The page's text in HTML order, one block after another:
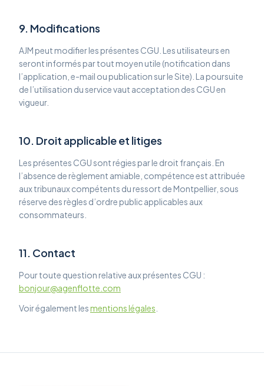
9. Modifications
AJM peut modifier les présentes CGU. Les utilisateurs en
seront informés par tout moyen utile (notification dans
l’application, e-mail ou publication sur le Site). La poursuite
de l’utilisation du service vaut acceptation des CGU en
vigueur.
10. Droit applicable et litiges
Les présentes CGU sont régies par le droit français. En
l’absence de règlement amiable, compétence est attribuée
aux tribunaux compétents du ressort de Montpellier, sous
réserve des règles d’ordre public applicables aux
consommateurs.
11. Contact
Pour toute question relative aux présentes CGU :
bonjour@agenflotte.com
Voir également lesmentions légales